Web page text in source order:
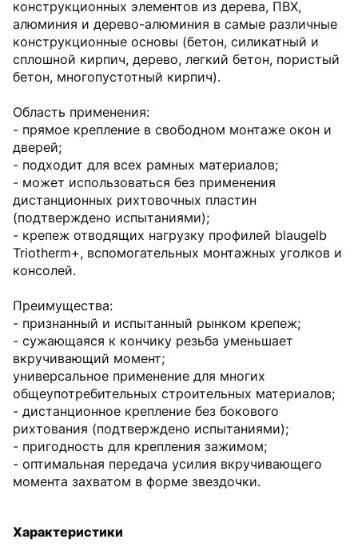
конструкционных элементов из дерева, ПВХ,
алюминия и дерево-алюминия в самые различные
конструкционные основы (бетон, силикатный и
сплошной кирпич, дерево, легкий бетон, пористый
бетон, многопустотный кирпич).
Область применения:
- прямое крепление в свободном монтаже окон и
дверей;
- подходит для всех рамных материалов;
- может использоваться без применения
дистанционных рихтовочных пластин
(подтверждено испытаниями);
- крепеж отводящих нагрузку профилей blaugelb
Triotherm+, вспомогательных монтажных уголков и
консолей.
Преимущества:
- признанный и испытанный рынком крепеж;
- сужающаяся к кончику резьба уменьшает
вкручивающий момент;
универсальное применение для многих
общеупотребительных строительных материалов;
- дистанционное крепление без бокового
рихтования (подтверждено испытаниями);
- пригодность для крепления зажимом;
- оптимальная передача усилия вкручивающего
момента захватом в форме звездочки.
Характеристики